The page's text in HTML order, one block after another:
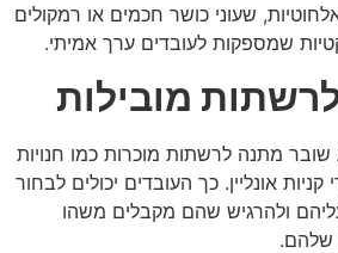
אלחוטיות, שעוני כושר חכמים או רמקולים
שמספקות לעובדים ערך אמיתי.
מתנה לרשתות מוכרות כמו חנויות
אונליין. כך העובדים יכולים לבחור
ולהרגיש שהם מקבלים משהו
שלהם.